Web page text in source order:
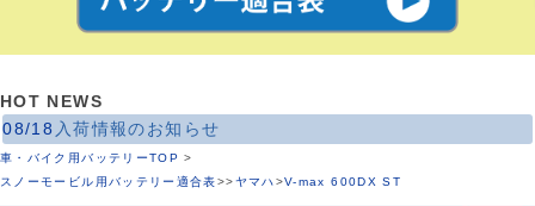
HOT NEWS
08/18 入荷情報のお知らせ
車・バイク用バッテリーTOP >
スノーモービル用バッテリー適合表>>ヤマハ>V-max 600DX ST